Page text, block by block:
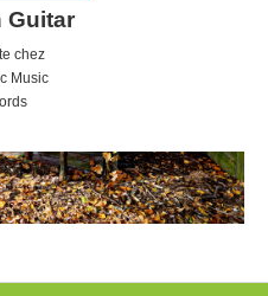
Guitar
chez
Music